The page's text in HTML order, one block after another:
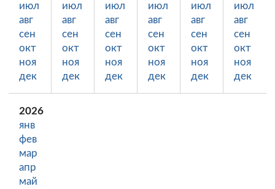
июл
авг
сен
окт
ноя
дек
июл
авг
сен
окт
ноя
дек
июл
авг
сен
окт
ноя
дек
июл
авг
сен
окт
ноя
дек
июл
авг
сен
окт
ноя
дек
июл
авг
сен
окт
ноя
дек
2026
янв
фев
мар
апр
май